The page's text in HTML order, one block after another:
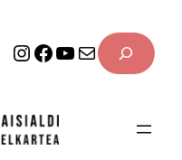
Instagram Facebook YouTube Mail
SEARCH